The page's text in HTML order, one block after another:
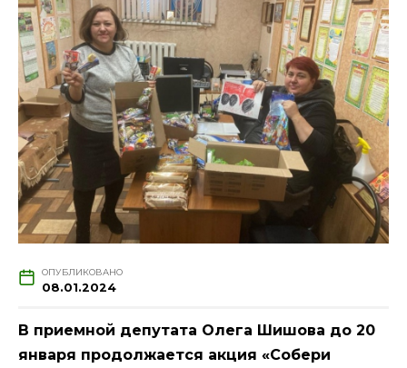
ОПУБЛИКОВАНО
08.01.2024
В приемной депутата Олега Шишова до 20
января продолжается акция «Собери